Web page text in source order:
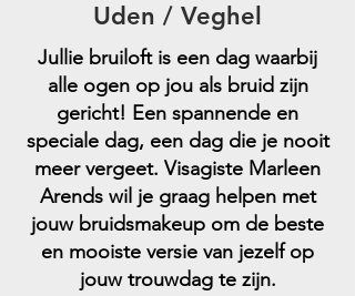
Uden / Veghel
Jullie bruiloft is een dag waarbij
alle ogen op jou als bruid zijn
gericht! Een spannende en
speciale dag, een dag die je nooit
meer vergeet. Visagiste Marleen
Arends wil je graag helpen met
jouw bruidsmakeup om de beste
en mooiste versie van jezelf op
jouw trouwdag te zijn.